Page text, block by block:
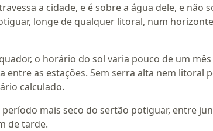
a cidade, e é sobre a água dele, e não
longe de qualquer litoral, num
o horário do sol varia pouco de um
entre as estações. Sem serra alta nem litoral
calculado.
mais seco do sertão potiguar, entre
de tarde.